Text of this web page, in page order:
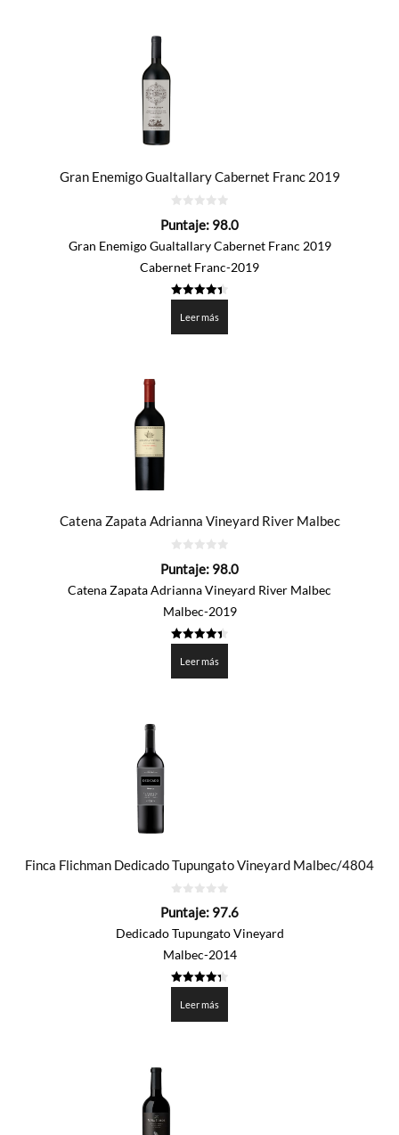
Gran Enemigo Gualtallary Cabernet Franc 2019
de
Puntaje: 98.0
Gran Enemigo Gualtallary Cabernet Franc 2019
Cabernet Franc-2019
de 5
Leer más
Catena Zapata Adrianna Vineyard River Malbec
de
Puntaje: 98.0
Catena Zapata Adrianna Vineyard River Malbec
Malbec-2019
de 5
Leer más
Finca Flichman Dedicado Tupungato Vineyard Malbec/4804
de
Puntaje: 97.6
Dedicado Tupungato Vineyard
Malbec-2014
de 5
Leer más